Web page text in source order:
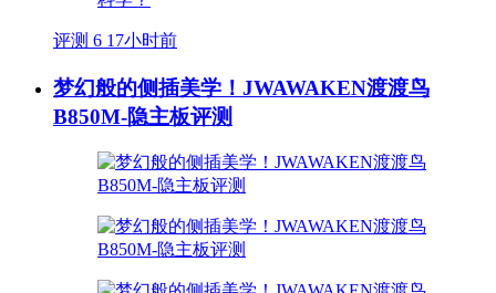
评测 6 17小时前
梦幻般的侧插美学！JWAWAKEN渡渡鸟
B850M-隐主板评测